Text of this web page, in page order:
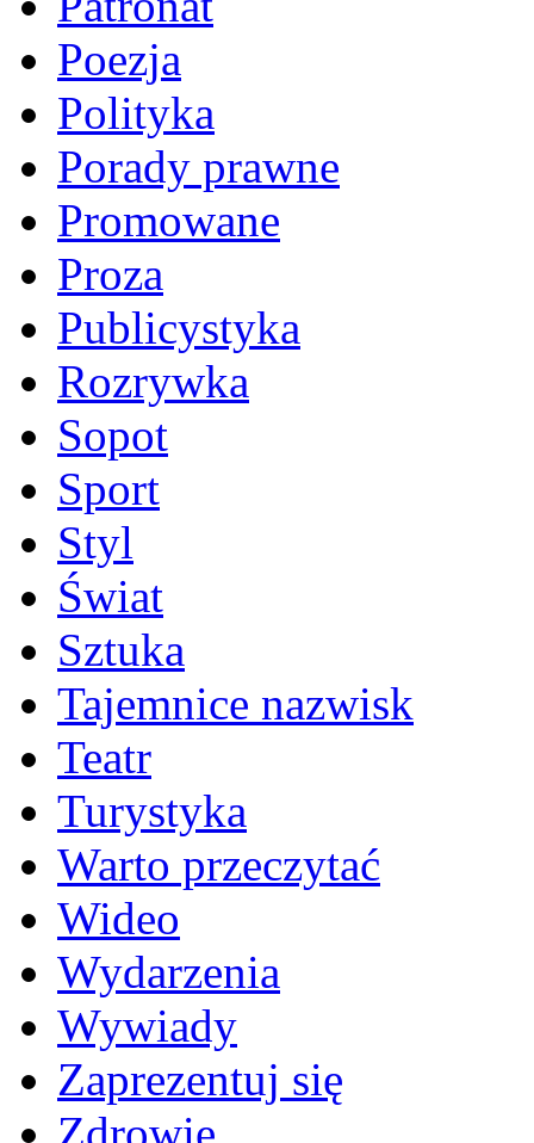
Poezja
Polityka
Porady prawne
Promowane
Proza
Publicystyka
Rozrywka
Sopot
Sport
Styl
Świat
Sztuka
Tajemnice nazwisk
Teatr
Turystyka
Warto przeczytać
Wideo
Wydarzenia
Wywiady
Zaprezentuj się